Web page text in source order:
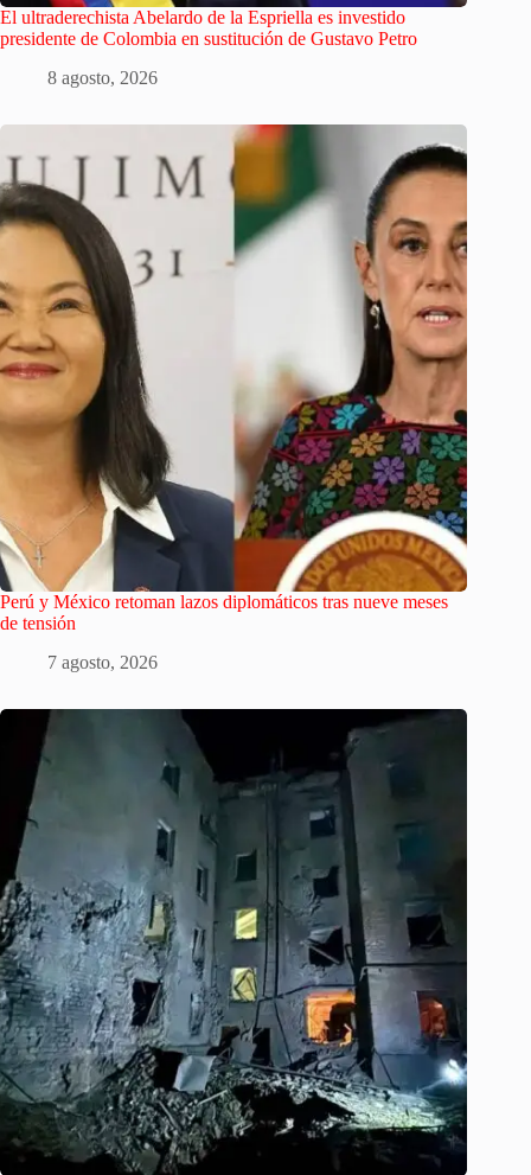
El ultraderechista Abelardo de la Espriella es investido
presidente de Colombia en sustitución de Gustavo Petro
8 agosto, 2026
Perú y México retoman lazos diplomáticos tras nueve meses
de tensión
7 agosto, 2026